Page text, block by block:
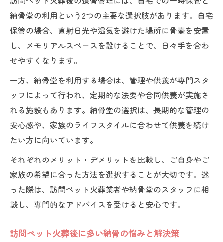
納骨堂の利用という2つの主要な選択肢があります。自宅
保管の場合、直射日光や湿気を避けた場所に骨壷を安置
し、メモリアルスペースを設けることで、日々手を合わ
せやすくなります。
一方、納骨堂を利用する場合は、管理や供養が専門スタ
ッフによって行われ、定期的な法要や合同供養が実施さ
れる施設もあります。納骨堂の選択は、長期的な管理の
安心感や、家族のライフスタイルに合わせて供養を続け
たい方に向いています。
それぞれのメリット・デメリットを比較し、ご自身やご
家族の希望に合った方法を選択することが大切です。迷
った際は、訪問ペット火葬業者や納骨堂のスタッフに相
談し、専門的なアドバイスを受けると安心です。
訪問ペット火葬後に多い納骨の悩みと解決策